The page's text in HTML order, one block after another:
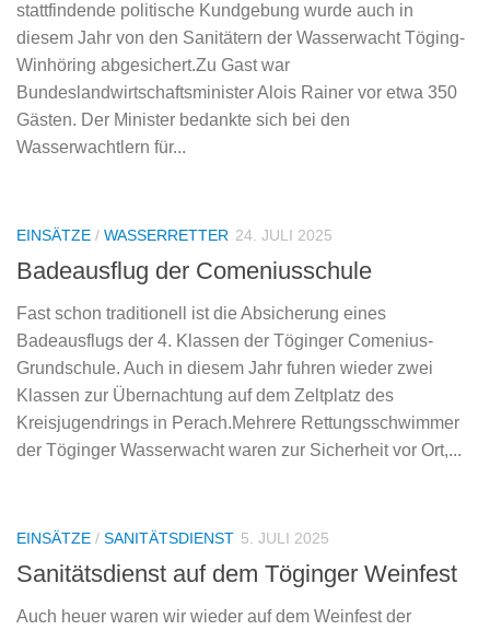
stattfindende politische Kundgebung wurde auch in
diesem Jahr von den Sanitätern der Wasserwacht Töging-
Winhöring abgesichert.Zu Gast war
Bundeslandwirtschaftsminister Alois Rainer vor etwa 350
Gästen. Der Minister bedankte sich bei den
Wasserwachtlern für...
EINSÄTZE / WASSERRETTER 24. JULI 2025
Badeausflug der Comeniusschule
Fast schon traditionell ist die Absicherung eines
Badeausflugs der 4. Klassen der Töginger Comenius-
Grundschule. Auch in diesem Jahr fuhren wieder zwei
Klassen zur Übernachtung auf dem Zeltplatz des
Kreisjugendrings in Perach.Mehrere Rettungsschwimmer
der Töginger Wasserwacht waren zur Sicherheit vor Ort,...
EINSÄTZE / SANITÄTSDIENST 5. JULI 2025
Sanitätsdienst auf dem Töginger Weinfest
Auch heuer waren wir wieder auf dem Weinfest der